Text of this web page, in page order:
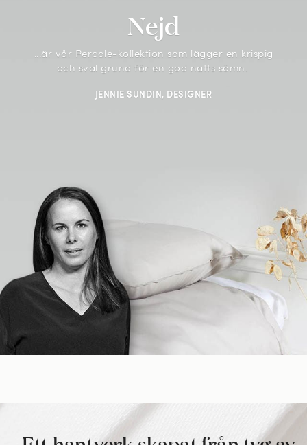
Nejd
...är vår Percale-kollektion som lägger en krispig
och sval grund för en god natts sömn.
JENNIE SUNDIN, DESIGNER